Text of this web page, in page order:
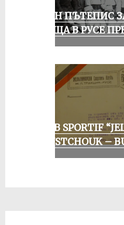
ЕДИН ПЪТЕПИС
СРЕЩА В РУСЕ
CLUB SPORTIF
ROUSTCHOUK –